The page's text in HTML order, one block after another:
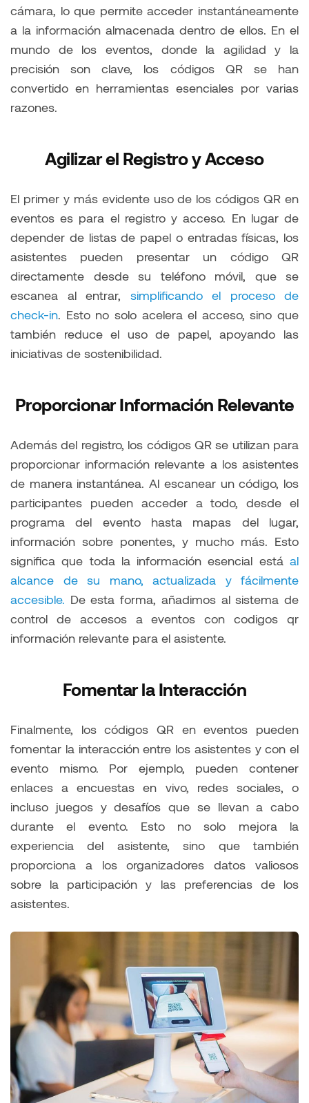
cámara, lo que permite acceder instantáneamente
a la información almacenada dentro de ellos. En el
mundo de los eventos, donde la agilidad y la
precisión son clave, los códigos QR se han
convertido en herramientas esenciales por varias
razones.
Agilizar el Registro y Acceso
El primer y más evidente uso de los códigos QR en
eventos es para el registro y acceso. En lugar de
depender de listas de papel o entradas físicas, los
asistentes pueden presentar un código QR
directamente desde su teléfono móvil, que se
escanea al entrar, simplificando el proceso de
check-in. Esto no solo acelera el acceso, sino que
también reduce el uso de papel, apoyando las
iniciativas de sostenibilidad.
Proporcionar Información Relevante
Además del registro, los códigos QR se utilizan para
proporcionar información relevante a los asistentes
de manera instantánea. Al escanear un código, los
participantes pueden acceder a todo, desde el
programa del evento hasta mapas del lugar,
información sobre ponentes, y mucho más. Esto
significa que toda la información esencial está al
alcance de su mano, actualizada y fácilmente
accesible. De esta forma, añadimos al sistema de
control de accesos a eventos con codigos qr
información relevante para el asistente.
Fomentar la Interacción
Finalmente, los códigos QR en eventos pueden
fomentar la interacción entre los asistentes y con el
evento mismo. Por ejemplo, pueden contener
enlaces a encuestas en vivo, redes sociales, o
incluso juegos y desafíos que se llevan a cabo
durante el evento. Esto no solo mejora la
experiencia del asistente, sino que también
proporciona a los organizadores datos valiosos
sobre la participación y las preferencias de los
asistentes.